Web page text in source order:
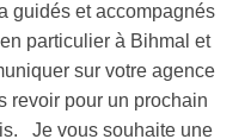
guidés et accompagnés
particulier à Bihmal et
sur votre agence
revoir pour un prochain
Je vous souhaite une